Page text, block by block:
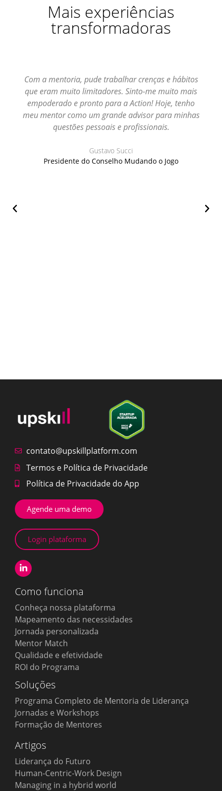
Mais experiências
transformadoras
Com a mentoria, pude trabalhar crenças e hábitos
que eram muito limitadores. Sinto-me muito mais
empoderado e pronto para a Action! Hoje, tenho
meu mentor como um grande advisor para minhas
questões pessoais e profissionais.
Gustavo Succi
Presidente do Conselho Mudando o Jogo
contato@upskillplatform.com
Termos e Política de Privacidade
Política de Privacidade do App
Agende uma demo
Login plataforma
Como funciona
Conheça nossa plataforma
Mapeamento das necessidades
Jornada personalizada
Mentor Match
Qualidade e efetividade
ROI do Programa
Soluções
Programa Completo de Mentoria de Liderança
Jornadas e Workshops
Formação de Mentores
Artigos
Liderança do Futuro
Human-Centric-Work Design
Managing in a hybrid world